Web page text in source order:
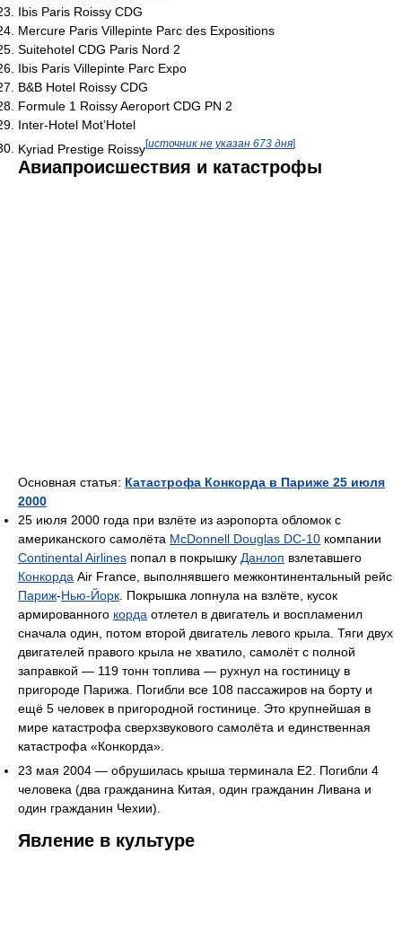
Ibis Paris Roissy CDG
Mercure Paris Villepinte Parc des Expositions
Suitehotel CDG Paris Nord 2
Ibis Paris Villepinte Parc Expo
B&B Hotel Roissy CDG
Formule 1 Roissy Aeroport CDG PN 2
Inter-Hotel Mot’Hotel
Kyriad Prestige Roissy[источник не указан 673 дня]
Авиапроисшествия и катастрофы
Основная статья: Катастрофа Конкорда в Париже 25 июля
2000
25 июля 2000 года при взлёте из аэропорта обломок с
американского самолёта McDonnell Douglas DC-10 компании
Continental Airlines попал в покрышку Данлоп взлетавшего
Конкорда Air France, выполнявшего межконтинентальный рейс
Париж-Нью-Йорк. Покрышка лопнула на взлёте, кусок
армированного корда отлетел в двигатель и воспламенил
сначала один, потом второй двигатель левого крыла. Тяги двух
двигателей правого крыла не хватило, самолёт с полной
заправкой — 119 тонн топлива — рухнул на гостиницу в
пригороде Парижа. Погибли все 108 пассажиров на борту и
ещё 5 человек в пригородной гостинице. Это крупнейшая в
мире катастрофа сверхзвукового самолёта и единственная
катастрофа «Конкорда».
23 мая 2004 — обрушилась крыша терминала Е2. Погибли 4
человека (два гражданина Китая, один гражданин Ливана и
один гражданин Чехии).
Явление в культуре